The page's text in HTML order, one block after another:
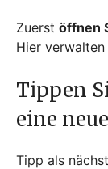
Zuerst öffnen
Hier verwalten
Tippen
eine
Tipp als